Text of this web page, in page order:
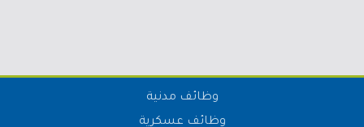
وظائف مدنية
وظائف عسكرية